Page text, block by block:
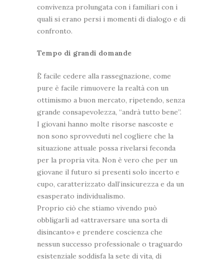
convivenza prolungata con i familiari con i
quali si erano persi i momenti di dialogo e di
confronto.
Tempo di grandi domande
È facile cedere alla rassegnazione, come
pure è facile rimuovere la realtà con un
ottimismo a buon mercato, ripetendo, senza
grande consapevolezza, “andrà tutto bene”.
I giovani hanno molte risorse nascoste e
non sono sprovveduti nel cogliere che la
situazione attuale possa rivelarsi feconda
per la propria vita. Non è vero che per un
giovane il futuro si presenti solo incerto e
cupo, caratterizzato dall’insicurezza e da un
esasperato individualismo.
Proprio ciò che stiamo vivendo può
obbligarli ad «attraversare una sorta di
disincanto» e prendere coscienza che
nessun successo professionale o traguardo
esistenziale soddisfa la sete di vita, di